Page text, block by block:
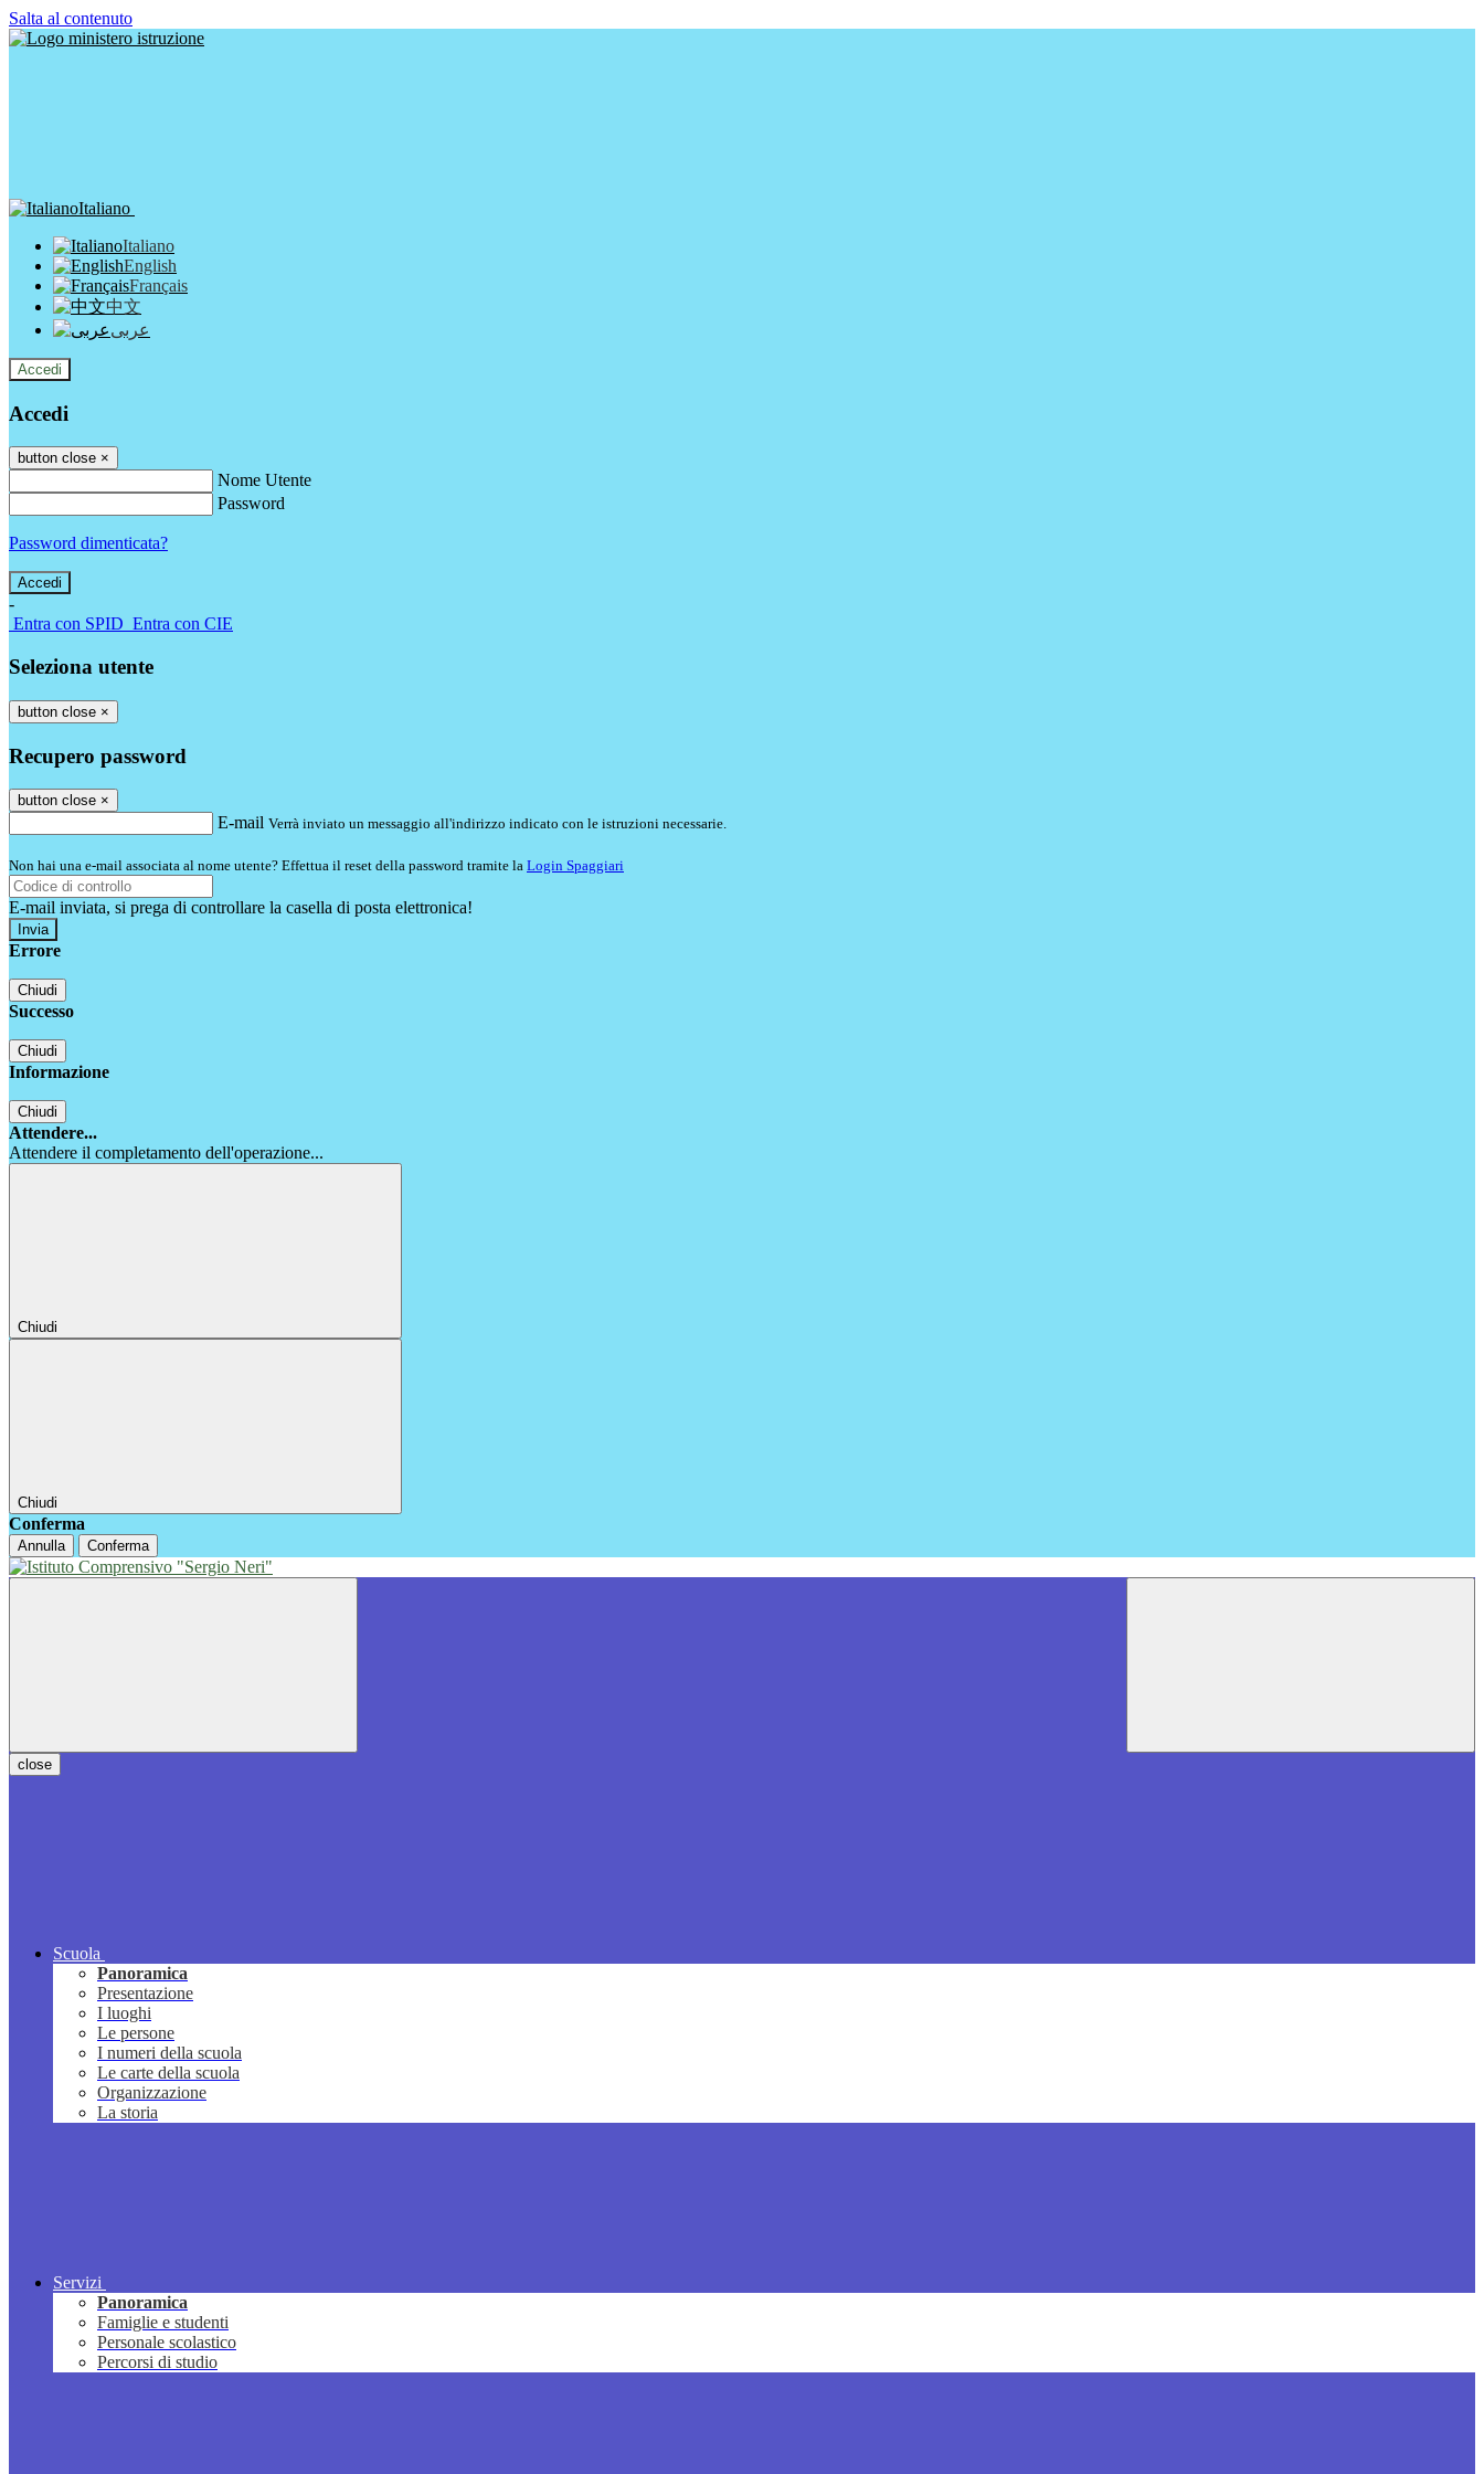
Salta al contenuto
Italiano
Italiano
English
Français
中文
عربى
Accedi
Accedi
button close ×
Nome Utente
Password
Password dimenticata?
-
Entra con SPID Entra con CIE
Seleziona utente
button close ×
Recupero password
button close ×
E-mail Verrà inviato un messaggio all'indirizzo indicato con le istruzioni necessarie.
Non hai una e-mail associata al nome utente? Effettua il reset della password tramite la Login Spaggiari
E-mail inviata, si prega di controllare la casella di posta elettronica!
Errore
Chiudi
Successo
Chiudi
Informazione
Chiudi
Attendere...
Attendere il completamento dell'operazione...
Chiudi
Chiudi
Conferma
Annulla Conferma
close
Scuola
Panoramica
Presentazione
I luoghi
Le persone
I numeri della scuola
Le carte della scuola
Organizzazione
La storia
Servizi
Panoramica
Famiglie e studenti
Personale scolastico
Percorsi di studio